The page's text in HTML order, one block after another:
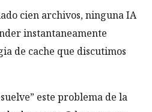
cien archivos, ninguna IA
instantaneamente
de cache que discutimos
este problema de la